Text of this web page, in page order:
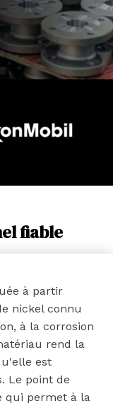
fiable
à partir
nickel connu
à la corrosion
rend la
est
Le point de
qui permet à la